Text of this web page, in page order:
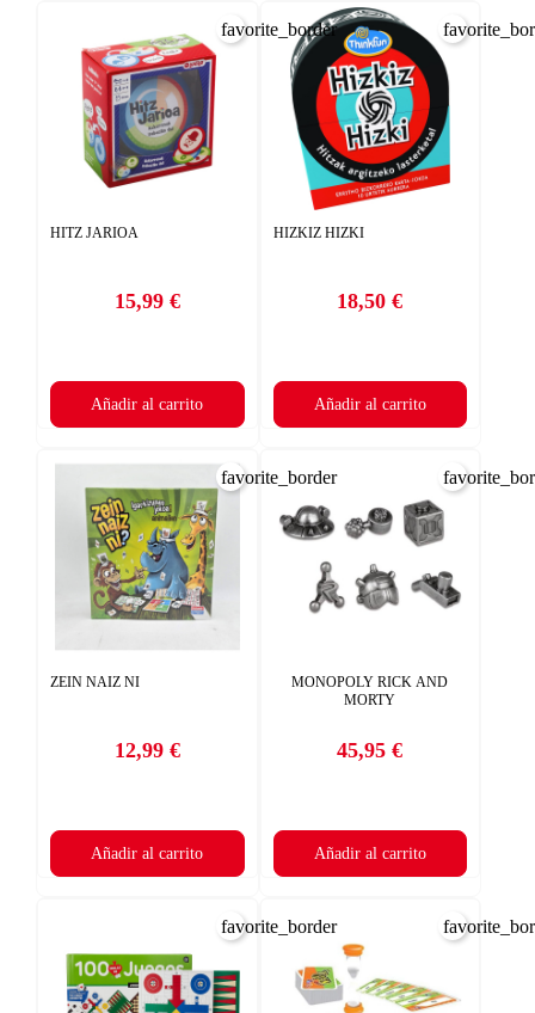
HITZ JARIOA
Precio
15,99 €
Añadir al carrito
favorite_border
HIZKIZ HIZKI
Precio
18,50 €
Añadir al carrito
ZEIN NAIZ NI
Precio
12,99 €
Añadir al carrito
favorite_border
MONOPOLY RICK AND
MORTY
Precio
45,95 €
Añadir al carrito
favorite_border